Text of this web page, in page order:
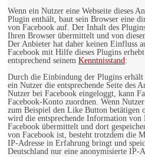
Wenn ein Nutzer eine Webseite dieses
Plugin enthält, baut sein Browser eine
von Facebook auf. Der Inhalt des
Ihren Browser übermittelt und von
Der Anbieter hat daher keinen Einfluss
Facebook mit Hilfe dieses Plugins
entsprechend seinem Kenntnisstand:
Durch die Einbindung der Plugins
ein Nutzer die entsprechende Seite des
Nutzer bei Facebook eingeloggt, kann
Facebook-Konto zuordnen. Wenn
zum Beispiel den Like Button betätigen
wird die entsprechende Information
Facebook übermittelt und dort
von Facebook ist, besteht trotzdem die
IP-Adresse in Erfahrung bringt und
Deutschland nur eine anonymisierte IP-